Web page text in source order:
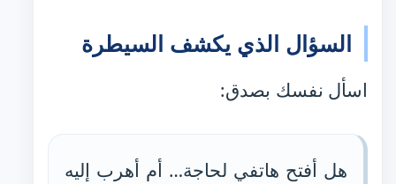
السؤال الذي يكشف السيطرة
اسأل نفسك بصدق:
هل أفتح هاتفي لحاجة… أم أهرب إليه